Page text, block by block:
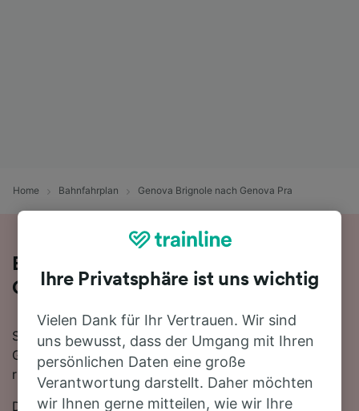
Home Bahnfahrplan Genova Brignole nach Genova Pra
Bequem von Genova Brignole nach
Genova Pra - nehmen Sie den Zug!
Sie wollen mit dem Zug von Genova Brignole nach
Genova Pra reisen? Dann sind Sie bei uns genau
richtig!
Die Fahrtzeit beträgt mit der schnellsten Verbindung
Ihre Privatsphäre ist uns wichtig
Vielen Dank für Ihr Vertrauen. Wir sind
uns bewusst, dass der Umgang mit Ihren
persönlichen Daten eine große
Verantwortung darstellt. Daher möchten
wir Ihnen gerne mitteilen, wie wir Ihre